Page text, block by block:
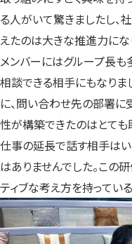
る人がいて驚きましたし、
えたのは大きな推進力にな
メンバーにはグループ長も
相談できる相手にもなりま
に、問い合わせ先の部署
性が構築できたのはとても
仕事の延長で話す相手は
はありませんでした。この
ティブな考え方を持ってい